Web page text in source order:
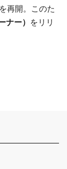
再開。このた
ナー）
をリリ